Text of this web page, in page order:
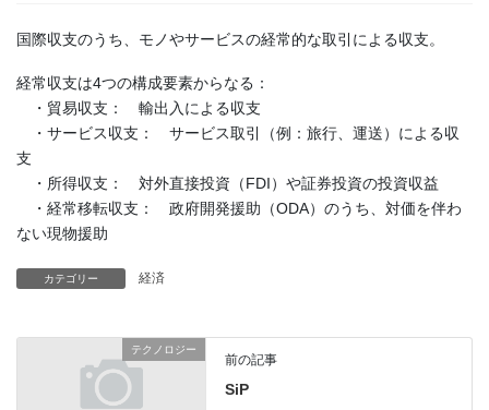
国際収支のうち、モノやサービスの経常的な取引による収支。
経常収支は4つの構成要素からなる：
・貿易収支： 輸出入による収支
・サービス収支： サービス取引（例：旅行、運送）による収
支
・所得収支： 対外直接投資（FDI）や証券投資の投資収益
・経常移転収支： 政府開発援助（ODA）のうち、対価を伴わ
ない現物援助
カテゴリー 経済
テクノロジー
前の記事
SiP